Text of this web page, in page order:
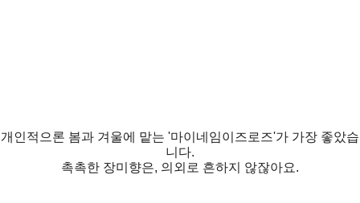
개인적으론 봄과 겨울에 맡는 '마이네임이즈로즈'가 가장 좋았습
니다.
촉촉한 장미향은, 의외로 흔하지 않잖아요.